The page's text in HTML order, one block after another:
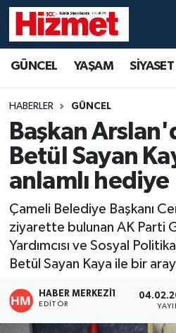
GÜNCEL YAŞAM SİYASET
HABERLER GÜNCEL
Başkan
Betül Sayan
anlamlı hediye
Çameli Belediye Başkanı
ziyarette bulunan AK Parti
Yardımcısı ve Sosyal
Betül Sayan Kaya ile bir
HABER MERKEZI1
EDITÖR
YAŞAM
SİYASET
SAĞLIK
KÜLTÜR SANAT
SPOR
MAGAZİN
Denizli Hava Durumu
Denizli Trafik Yoğunluk
Süper Lig Puan Durumu
Son Dakika Haberleri
Haber Arşivi